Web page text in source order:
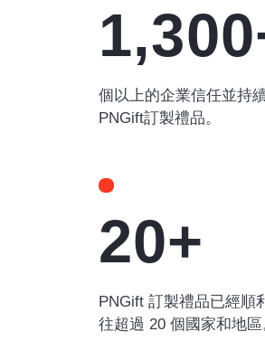
個以上的企業信任並持
PNGift訂製禮品。
20+
PNGift 訂製禮品已經順
往超過 20 個國家和地區